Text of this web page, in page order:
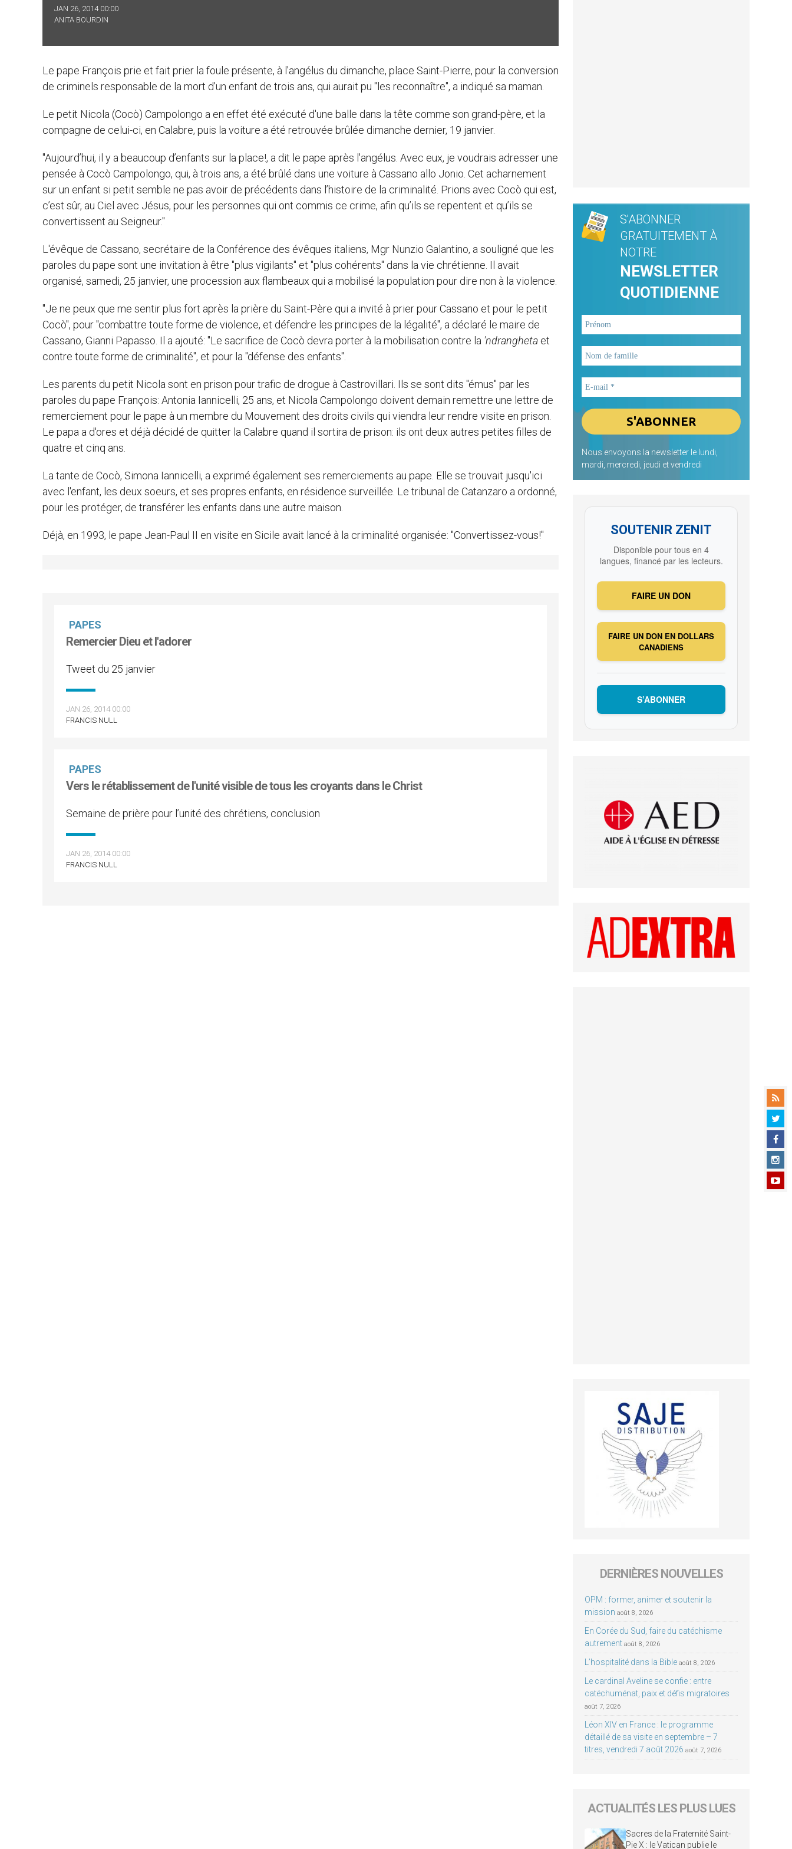
JAN 26, 2014 00:00
ANITA BOURDIN
Le pape François prie et fait prier la foule présente, à l'angélus du dimanche, place Saint-Pierre, pour la conversion
de criminels responsable de la mort d'un enfant de trois ans, qui aurait pu "les reconnaître", a indiqué sa maman.
Le petit Nicola (Cocò) Campolongo a en effet été exécuté d'une balle dans la tête comme son grand-père, et la
compagne de celui-ci, en Calabre, puis la voiture a été retrouvée brûlée dimanche dernier, 19 janvier.
"Aujourd’hui, il y a beaucoup d’enfants sur la place!, a dit le pape après l'angélus. Avec eux, je voudrais adresser une
pensée à Cocò Campolongo, qui, à trois ans, a été brûlé dans une voiture à Cassano allo Jonio. Cet acharnement
sur un enfant si petit semble ne pas avoir de précédents dans l’histoire de la criminalité. Prions avec Cocò qui est,
c’est sûr, au Ciel avec Jésus, pour les personnes qui ont commis ce crime, afin qu’ils se repentent et qu’ils se
convertissent au Seigneur."
L'évêque de Cassano, secrétaire de la Conférence des évêques italiens, Mgr Nunzio Galantino, a souligné que les
paroles du pape sont une invitation à être "plus vigilants" et "plus cohérents" dans la vie chrétienne. Il avait
organisé, samedi, 25 janvier, une procession aux flambeaux qui a mobilisé la population pour dire non à la violence.
"Je ne peux que me sentir plus fort après la prière du Saint-Père qui a invité à prier pour Cassano et pour le petit
Cocò", pour "combattre toute forme de violence, et défendre les principes de la légalité", a déclaré le maire de
Cassano, Gianni Papasso. Il a ajouté: "Le sacrifice de Cocò devra porter à la mobilisation contre la 'ndrangheta et
contre toute forme de criminalité", et pour la "défense des enfants".
Les parents du petit Nicola sont en prison pour trafic de drogue à Castrovillari. Ils se sont dits "émus" par les
paroles du pape François: Antonia Iannicelli, 25 ans, et Nicola Campolongo doivent demain remettre une lettre de
remerciement pour le pape à un membre du Mouvement des droits civils qui viendra leur rendre visite en prison.
Le papa a d'ores et déjà décidé de quitter la Calabre quand il sortira de prison: ils ont deux autres petites filles de
quatre et cinq ans.
La tante de Cocò, Simona Iannicelli, a exprimé également ses remerciements au pape. Elle se trouvait jusqu'ici
avec l'enfant, les deux soeurs, et ses propres enfants, en résidence surveillée. Le tribunal de Catanzaro a ordonné,
pour les protéger, de transférer les enfants dans une autre maison.
Déjà, en 1993, le pape Jean-Paul II en visite en Sicile avait lancé à la criminalité organisée: "Convertissez-vous!"
PAPES
Remercier Dieu et l'adorer
Tweet du 25 janvier
JAN 26, 2014 00:00
FRANCIS NULL
PAPES
Vers le rétablissement de l'unité visible de tous les croyants dans le Christ
Semaine de prière pour l’unité des chrétiens, conclusion
JAN 26, 2014 00:00
FRANCIS NULL
S'ABONNER
GRATUITEMENT À
NOTRE
NEWSLETTER
QUOTIDIENNE
Nous envoyons la newsletter le lundi,
mardi, mercredi, jeudi et vendredi
SOUTENIR ZENIT
Disponible pour tous en 4
langues, financé par les lecteurs.
FAIRE UN DON
FAIRE UN DON EN DOLLARS
CANADIENS
S’ABONNER
DERNIÈRES NOUVELLES
OPM : former, animer et soutenir la
mission août 8, 2026
En Corée du Sud, faire du catéchisme
autrement août 8, 2026
L’hospitalité dans la Bible août 8, 2026
Le cardinal Aveline se confie : entre
catéchuménat, paix et défis migratoires
août 7, 2026
Léon XIV en France : le programme
détaillé de sa visite en septembre – 7
titres, vendredi 7 août 2026 août 7, 2026
ACTUALITÉS LES PLUS LUES
Sacres de la Fraternité Saint-
Pie X : le Vatican publie le